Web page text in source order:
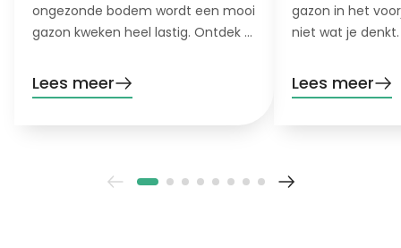
ongezonde bodem wordt een mooi
gazon kweken heel lastig. Ontdek 5
heeft!
Lees meer
gazon in het
niet wat je
Lees meer